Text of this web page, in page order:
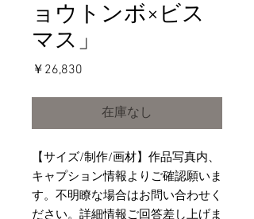
ョウトンボ×ビス
マス」
￥26,830
在庫なし
【サイズ/制作/画材】作品写真内、
キャプション情報よりご確認願いま
す。不明瞭な場合はお問い合わせく
ださい。詳細情報ご回答差し上げま